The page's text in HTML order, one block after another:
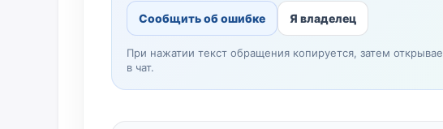
Сообщить об ошибке Я владелец
При нажатии текст обращения копируется, затем
в чат.